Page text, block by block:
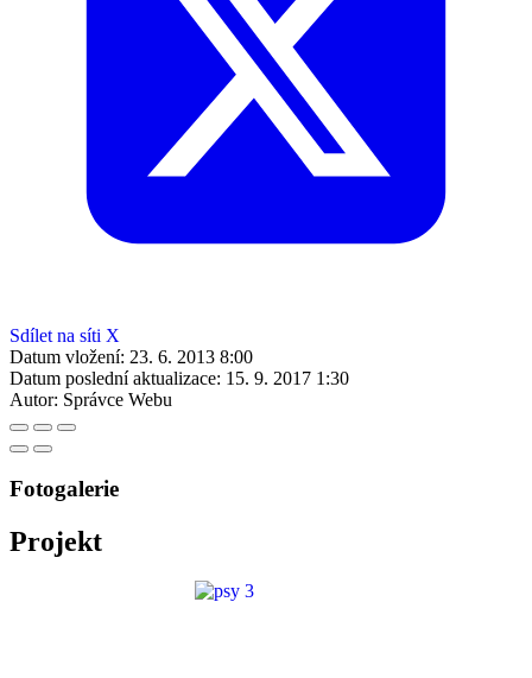
Sdílet na síti X
Datum vložení: 23. 6. 2013 8:00
Datum poslední aktualizace: 15. 9. 2017 1:30
Autor: Správce Webu
Fotogalerie
Projekt